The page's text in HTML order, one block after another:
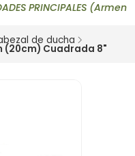
PRINCIPALES
de ducha
(20cm) Cuadrada 8"